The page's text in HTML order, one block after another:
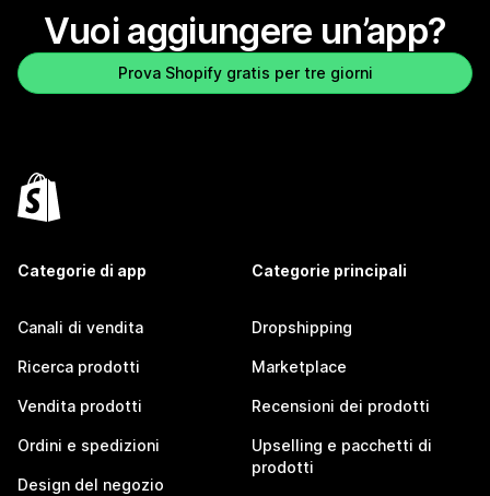
Vuoi aggiungere un’app?
Prova Shopify gratis per tre giorni
Categorie di app
Canali di vendita
Ricerca prodotti
Vendita prodotti
Ordini e spedizioni
Design del negozio
Categorie principali
Dropshipping
Marketplace
Recensioni dei prodotti
Upselling e pacchetti di
prodotti